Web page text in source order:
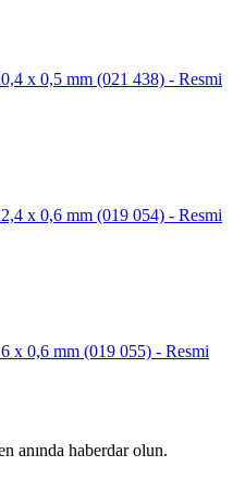
x 0,5 mm (021 438) - Resmi
x 0,6 mm (019 054) - Resmi
x 0,6 mm (019 055) - Resmi
anında haberdar olun.